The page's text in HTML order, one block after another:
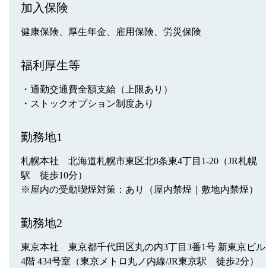
加入保険
健康保険、厚生年金、雇用保険、労災保険
福利厚生等
・通勤交通費全額支給（上限あり）
・ストックオプション制度あり
勤務地1
札幌本社 北海道札幌市東区北8条東4丁目1-20（JR札幌
駅 徒歩10分）
※屋内の受動喫煙対策：あり（屋内禁煙｜敷地内禁煙）
勤務地2
東京本社 東京都千代田区丸の内3丁目3番1号 新東京ビル
4階 434号室（東京メトロ丸ノ内線/JR東京駅 徒歩2分）